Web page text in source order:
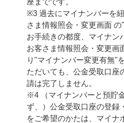
座までです。
※3 過去にマイナンバーを
さま情報照会・変更画面 の
お手続きの都度、マイナン
お客さま情報照会・変更画
り"マイナンバー変更有無"
ただいても、公金受取口座
請は完了しません。
※4 （マイナンバーと預貯
ず、）公金受取口座の登録
をご希望のかたは、マイナ